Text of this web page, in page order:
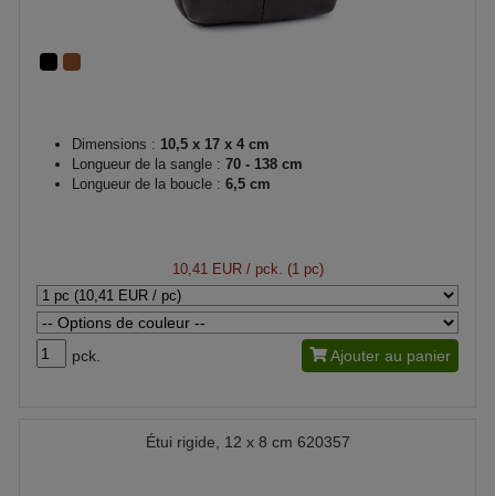
Dimensions : 10,5 x 17 x 4 cm
Longueur de la sangle : 70 - 138 cm
Longueur de la boucle : 6,5 cm
10,41 EUR/ pck. (1 pc)
pck. Ajouter au panier
Étui rigide, 12 x 8 cm 620357